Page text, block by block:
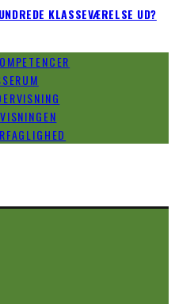
KLASSEVÆRELSE UD?